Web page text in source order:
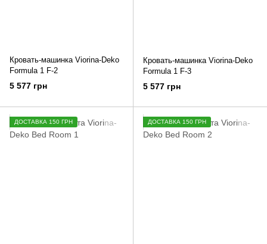
Кровать-машинка Viorina-Deko
Formula 1 F-2
5 577 грн
Кровать-машинка Viorina-Deko
Formula 1 F-3
5 577 грн
ДОСТАВКА 150 ГРН ДОСТАВКА 150 ГРН